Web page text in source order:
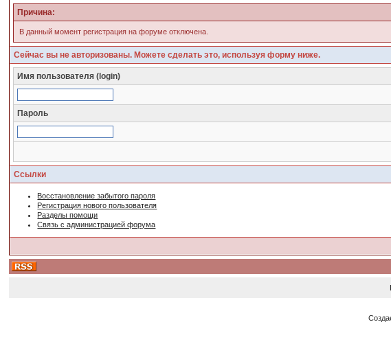
Причина:
В данный момент регистрация на форуме отключена.
Сейчас вы не авторизованы. Можете сделать это, используя форму ниже.
Имя пользователя (login)
Пароль
Ссылки
Восстановление забытого пароля
Регистрация нового пользователя
Разделы помощи
Связь с администрацией форума